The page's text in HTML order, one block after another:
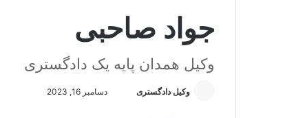
جواد صاحبی
وکیل همدان پایه یک دادگستری
وکیل دادگستری دسامبر 16, 2023